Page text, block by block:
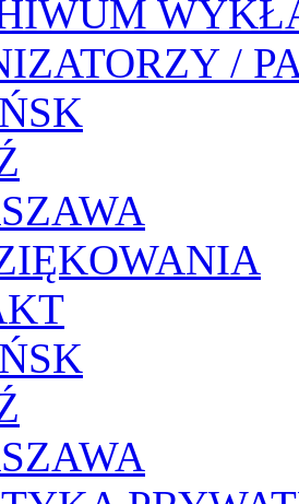
/